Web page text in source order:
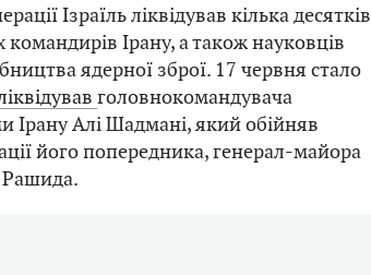
Ізраїль ліквідував кілька десятків
Ірану, а також науковців
ядерної зброї. 17 червня стало
головнокомандувача
Ірану Алі Шадмані, який обійняв
його попередника, генерал-майора
Рашида.